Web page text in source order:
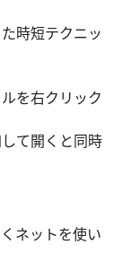
時短テクニッ
を右クリック
て開くと同時
ネットを使い